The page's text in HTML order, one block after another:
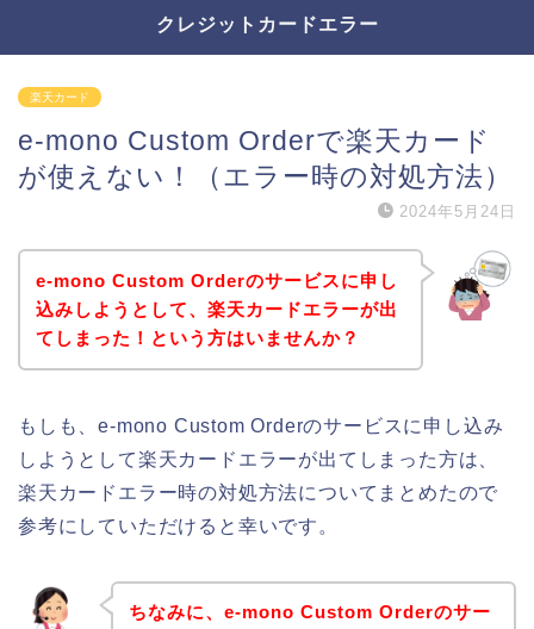
クレジットカードエラー
楽天カード
e-mono Custom Orderで楽天カード
が使えない！（エラー時の対処方法）
2024年5月24日
e-mono Custom Orderのサービスに申し
込みしようとして、楽天カードエラーが出
てしまった！という方はいませんか？
もしも、e-mono Custom Orderのサービスに申し込み
しようとして楽天カードエラーが出てしまった方は、
楽天カードエラー時の対処方法についてまとめたので
参考にしていただけると幸いです。
ちなみに、e-mono Custom Orderのサー